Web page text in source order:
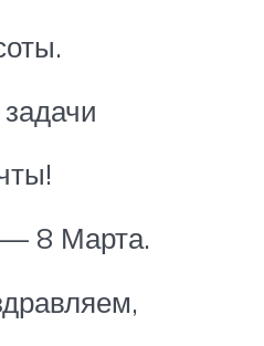
8 Марта.